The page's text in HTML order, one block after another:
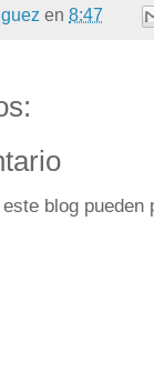
en 8:47
blog pueden